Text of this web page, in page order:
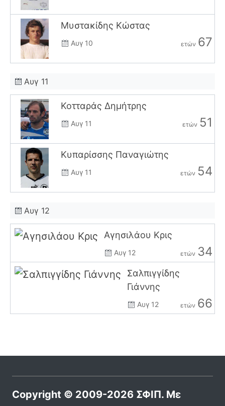
Μυστακίδης Κώστας
Αυγ 10 ετών 67
Αυγ 11
Κοτταράς Δημήτρης
Αυγ 11 ετών 51
Κυπαρίσσης Παναγιώτης
Αυγ 11 ετών 54
Αυγ 12
Αγησιλάου Κρις
Αυγ 12 ετών 34
Σαλπιγγίδης
Γιάννης
Αυγ 12 ετών 66
Copyright © 2009-2026 ΣΦΙΠ. Με